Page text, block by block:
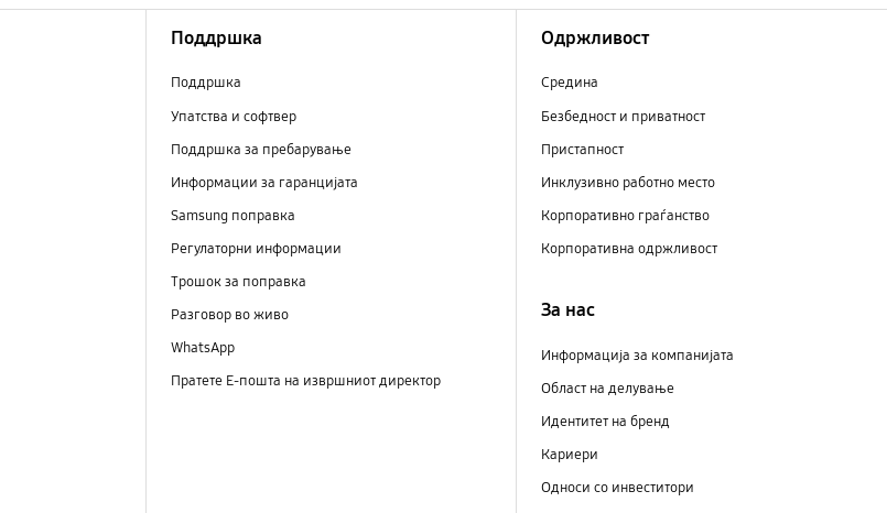
Поддршка
Поддршка
Упатства и софтвер
Поддршка за пребарување
Информации за гаранцијата
Samsung поправка
Регулаторни информации
Трошок за поправка
Разговор во живо
WhatsApp
Пратете Е-пошта на извршниот директор
Одржливост
Средина
Безбедност и приватност
Пристапност
Инклузивно работно место
Корпоративно граѓанство
Корпоративна одржливост
За нас
Информација за компанијата
Област на делување
Идентитет на бренд
Кариери
Односи со инвеститори